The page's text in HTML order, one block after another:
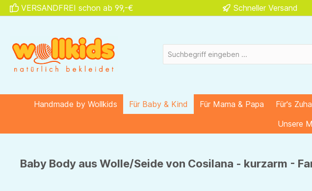
Zur Hauptnavigation springen
VERSANDFREI schon ab 99,-€ Schneller Versand
Handmade by Wollkids Für Baby & Kind Für Mama & Papa Für's
Unsere
Baby Body aus Wolle/Seide von Cosilana - kurzarm -